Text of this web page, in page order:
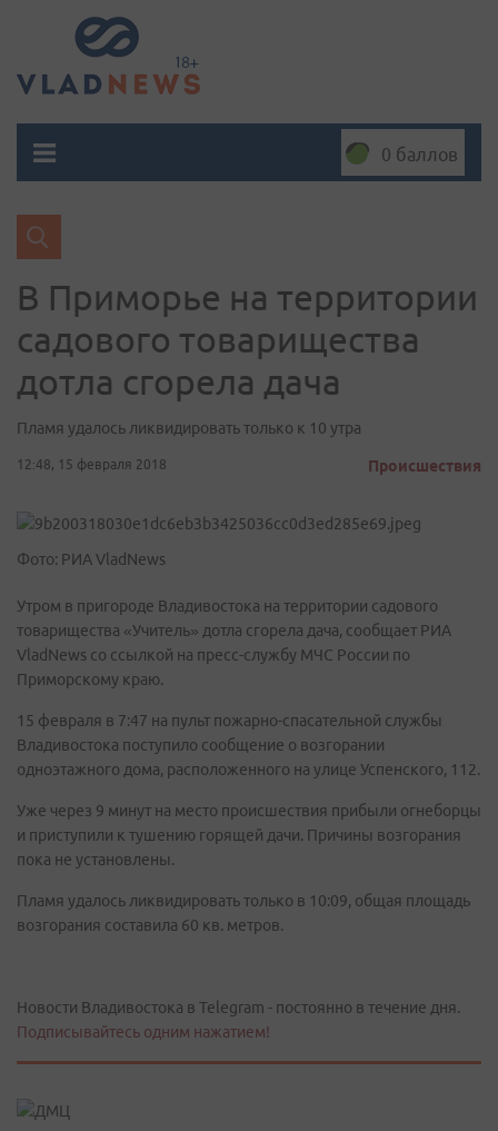
0 баллов
В Приморье на территории
садового товарищества
дотла сгорела дача
Пламя удалось ликвидировать только к 10 утра
12:48, 15 февраля 2018 Происшествия
Фото: РИА VladNews
Утром в пригороде Владивостока на территории садового
товарищества «Учитель» дотла сгорела дача, сообщает РИА
VladNews со ссылкой на пресс-службу МЧС России по
Приморскому краю.
15 февраля в 7:47 на пульт пожарно-спасательной службы
Владивостока поступило сообщение о возгорании
одноэтажного дома, расположенного на улице Успенского, 112.
Уже через 9 минут на место происшествия прибыли огнеборцы
и приступили к тушению горящей дачи. Причины возгорания
пока не установлены.
Пламя удалось ликвидировать только в 10:09, общая площадь
возгорания составила 60 кв. метров.
Новости Владивостока в Telegram - постоянно в течение дня.
Подписывайтесь одним нажатием!